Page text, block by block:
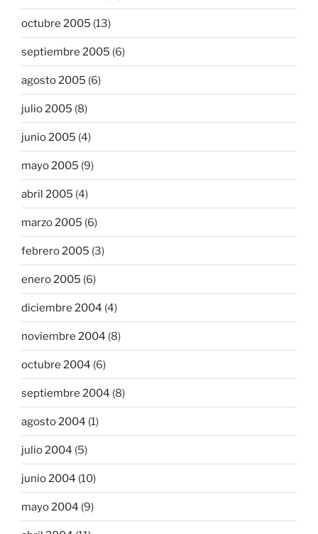
octubre 2005 (13)
septiembre 2005 (6)
agosto 2005 (6)
julio 2005 (8)
junio 2005 (4)
mayo 2005 (9)
abril 2005 (4)
marzo 2005 (6)
febrero 2005 (3)
enero 2005 (6)
diciembre 2004 (4)
noviembre 2004 (8)
octubre 2004 (6)
septiembre 2004 (8)
agosto 2004 (1)
julio 2004 (5)
junio 2004 (10)
mayo 2004 (9)